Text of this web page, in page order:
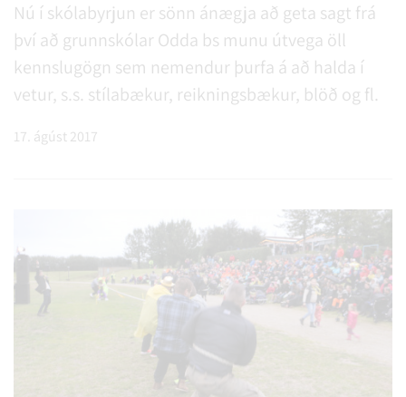
Nú í skólabyrjun er sönn ánægja að geta sagt frá
því að grunnskólar Odda bs munu útvega öll
kennslugögn sem nemendur þurfa á að halda í
vetur, s.s. stílabækur, reikningsbækur, blöð og fl.
17. ágúst 2017